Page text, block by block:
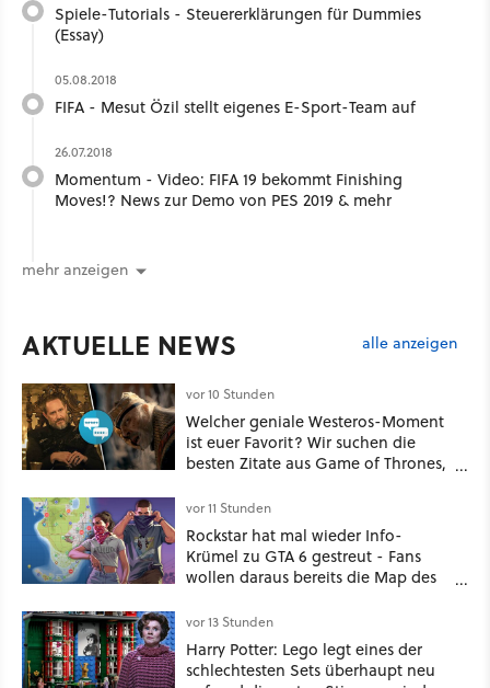
Spiele-Tutorials - Steuererklärungen für Dummies
(Essay)
05.08.2018
FIFA - Mesut Özil stellt eigenes E-Sport-Team auf
26.07.2018
Momentum - Video: FIFA 19 bekommt Finishing
Moves!? News zur Demo von PES 2019 & mehr
mehr anzeigen
AKTUELLE NEWS alle anzeigen
vor 10 Stunden
Welcher geniale Westeros-Moment
ist euer Favorit? Wir suchen die
besten Zitate aus Game of Thrones,
the Seven Kingdoms
vor 11 Stunden
Rockstar hat mal wieder Info-
Krümel zu GTA 6 gestreut - Fans
wollen daraus bereits die Map des
ablesen können
vor 13 Stunden
Harry Potter: Lego legt eines der
schlechtesten Sets überhaupt neu